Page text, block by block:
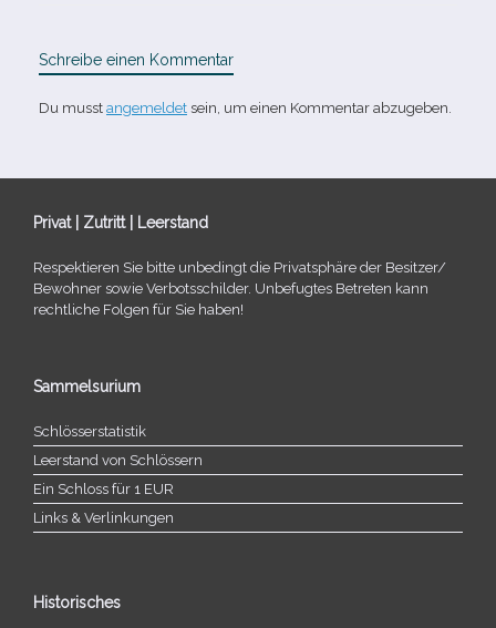
Schreibe einen Kommentar
Du musst angemeldet sein, um einen Kommentar abzugeben.
Privat | Zutritt | Leerstand
Respektieren Sie bitte unbe­dingt die Privatsphäre der Besitzer/​
Bewohner sowie Verbotsschilder. Unbefugtes Betreten kann
recht­li­che Folgen für Sie haben!
Sammelsurium
Schlösserstatistik
Leerstand von Schlössern
Ein Schloss für 1 EUR
Links & Verlinkungen
Historisches